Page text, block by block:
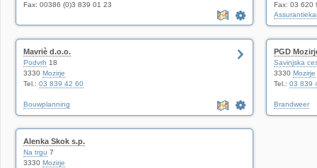
Fax: 00386 (0)3 839 01 23
Fax: 03 620
Mavriè d.o.o.
Podvrh 18
3330 Mozirje
Tel.: 03 839 42 60
Bouwplanning
PGD
Savinjska
3330 Mozirje
Tel.: 03 839
Brandweer
Alenka Skok s.p.
Na trgu 7
3330 Mozirje